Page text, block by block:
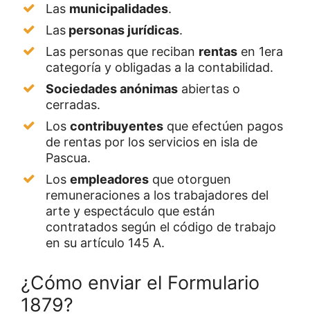
Las municipalidades.
Las personas jurídicas.
Las personas que reciban rentas en 1era
categoría y obligadas a la contabilidad.
Sociedades anónimas abiertas o
cerradas.
Los contribuyentes que efectúen pagos
de rentas por los servicios en isla de
Pascua.
Los empleadores que otorguen
remuneraciones a los trabajadores del
arte y espectáculo que están
contratados según el código de trabajo
en su artículo 145 A.
¿Cómo enviar el Formulario
1879?